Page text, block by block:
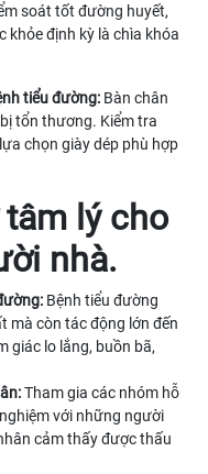
soát tốt đường huyết,
khỏe định kỳ là chìa khóa
tiểu đường: Bàn chân
tổn thương. Kiểm tra
chọn giày dép phù hợp
lý cho
nhà.
Bệnh tiểu đường
mà còn tác động lớn đến
giác lo lắng, buồn bã,
Tham gia các nhóm hỗ
với những người
cảm thấy được thấu